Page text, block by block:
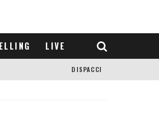
LIVE
DISPACCI